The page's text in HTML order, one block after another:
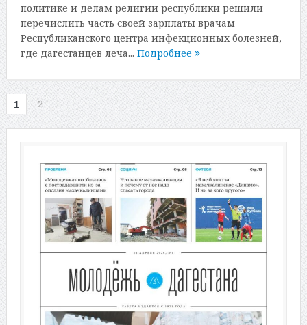
политике и делам религий республики решили
перечислить часть своей зарплаты врачам
Республиканского центра инфекционных болезней,
где дагестанцев леча... Подробнее
1 2